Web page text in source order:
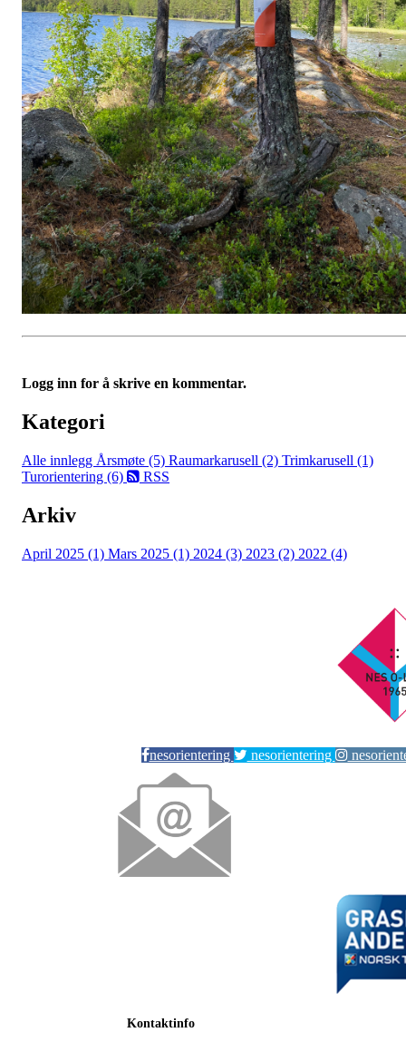
Logg inn for å skrive en kommentar.
Kategori
Alle innlegg Årsmøte (5) Raumarkarusell (2) Trimkarusell (1)
Turorientering (6)
RSS
Arkiv
April 2025 (1) Mars 2025 (1) 2024 (3) 2023 (2) 2022 (4)
nesorientering nesorientering
Kontaktinfo